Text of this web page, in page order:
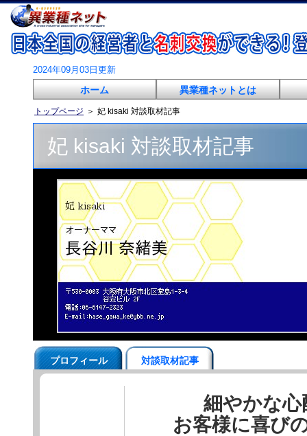
2024年09月03日更新
ホーム 異業種ネットとは
トップページ ＞ 妃 kisaki 対談取材記事
妃 kisaki 対談取材記事
プロフィール 対談取材記事
細やかな
お客様に喜び